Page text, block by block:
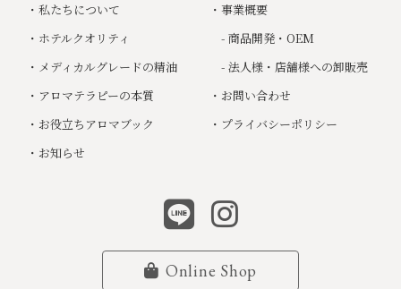
・ 私たちについて
・ ホテルクオリティ
・ メディカルグレードの精油
・ アロマテラピーの本質
・ お役立ちアロマブック
・ お知らせ
・ 事業概要
- 商品開発・OEM
- 法人様・店舗様への卸販売
・ お問い合わせ
・ プライバシーポリシー
Online Shop